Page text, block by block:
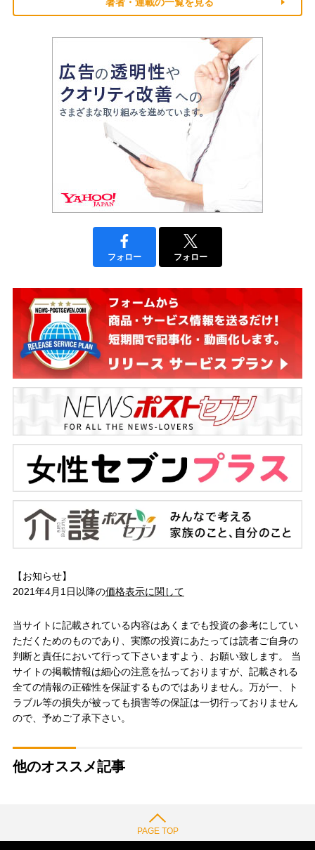
フォロー フォロー
【お知らせ】
2021年4月1日以降の価格表示に関して
当サイトに記載されている内容はあくまでも投資の参考にしてい
ただくためのものであり、実際の投資にあたっては読者ご自身の
判断と責任において行って下さいますよう、お願い致します。 当
サイトの掲載情報は細心の注意を払っておりますが、記載される
全ての情報の正確性を保証するものではありません。万が一、ト
ラブル等の損失が被っても損害等の保証は一切行っておりません
ので、予めご了承下さい。
他のオススメ記事
PAGE TOP